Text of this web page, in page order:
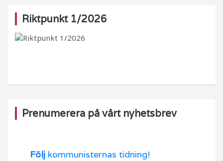
e
b
k
g
ra
o
k
Riktpunkt 1/2026
Prenumerera på vårt nyhetsbrev
Följ kommunisternas tidning!